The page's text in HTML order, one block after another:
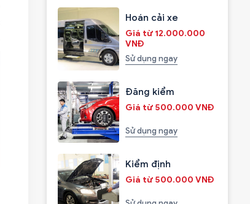
Hoán cải xe
Giá từ 12.000.000
VNĐ
Sử dụng ngay
Đăng kiểm
Giá từ 500.000 VNĐ
Sử dụng ngay
Kiểm định
Giá từ 500.000 VNĐ